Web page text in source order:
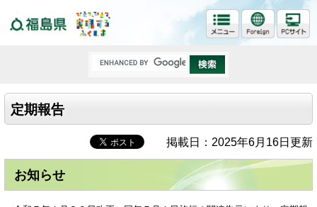
定期報告
掲載日：2025年6月16日更新
お知らせ